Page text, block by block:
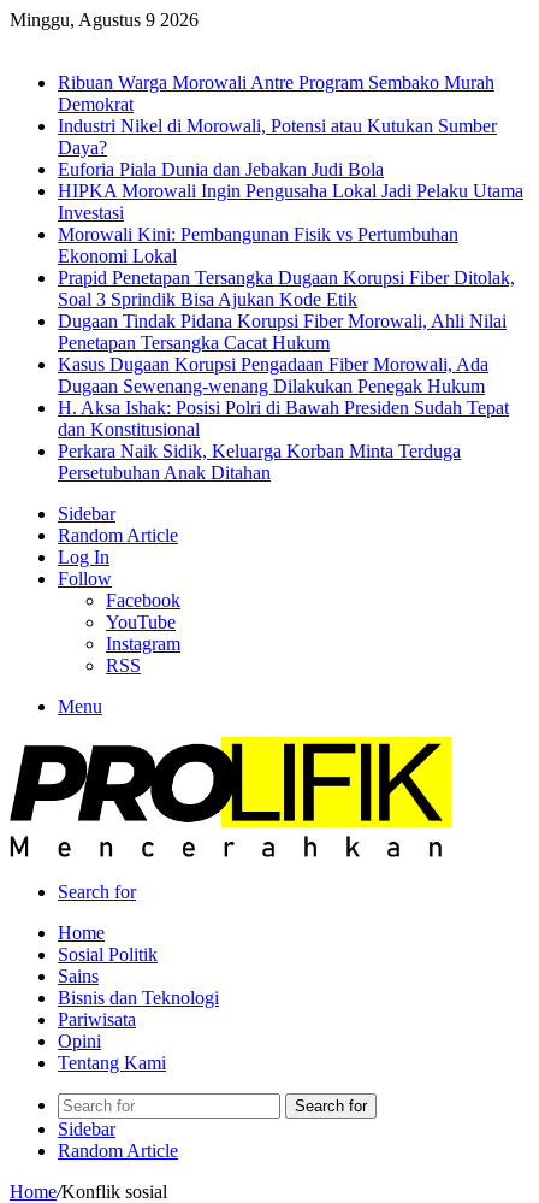
Minggu, Agustus 9 2026
Ribuan Warga Morowali Antre Program Sembako Murah
Demokrat
Industri Nikel di Morowali, Potensi atau Kutukan Sumber
Daya?
Euforia Piala Dunia dan Jebakan Judi Bola
HIPKA Morowali Ingin Pengusaha Lokal Jadi Pelaku Utama
Investasi
Morowali Kini: Pembangunan Fisik vs Pertumbuhan
Ekonomi Lokal
Prapid Penetapan Tersangka Dugaan Korupsi Fiber Ditolak,
Soal 3 Sprindik Bisa Ajukan Kode Etik
Dugaan Tindak Pidana Korupsi Fiber Morowali, Ahli Nilai
Penetapan Tersangka Cacat Hukum
Kasus Dugaan Korupsi Pengadaan Fiber Morowali, Ada
Dugaan Sewenang-wenang Dilakukan Penegak Hukum
H. Aksa Ishak: Posisi Polri di Bawah Presiden Sudah Tepat
dan Konstitusional
Perkara Naik Sidik, Keluarga Korban Minta Terduga
Persetubuhan Anak Ditahan
Sidebar
Random Article
Log In
Follow
Facebook
YouTube
Instagram
RSS
Menu
Search for
Home
Sosial Politik
Sains
Bisnis dan Teknologi
Pariwisata
Opini
Tentang Kami
Search for
Sidebar
Random Article
Home/Konflik sosial